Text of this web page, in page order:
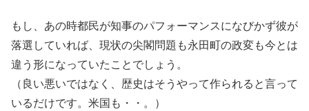
もし、あの時都民が知事のパフォーマンスになびかず彼が
落選していれば、現状の尖閣問題も永田町の政変も今とは
違う形になっていたことでしょう。
（良い悪いではなく、歴史はそうやって作られると言って
いるだけです。米国も・・。）